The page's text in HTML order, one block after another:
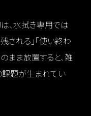
、水拭き専用では
される」「使い終わ
まま放置すると、雑
課題が生まれてい